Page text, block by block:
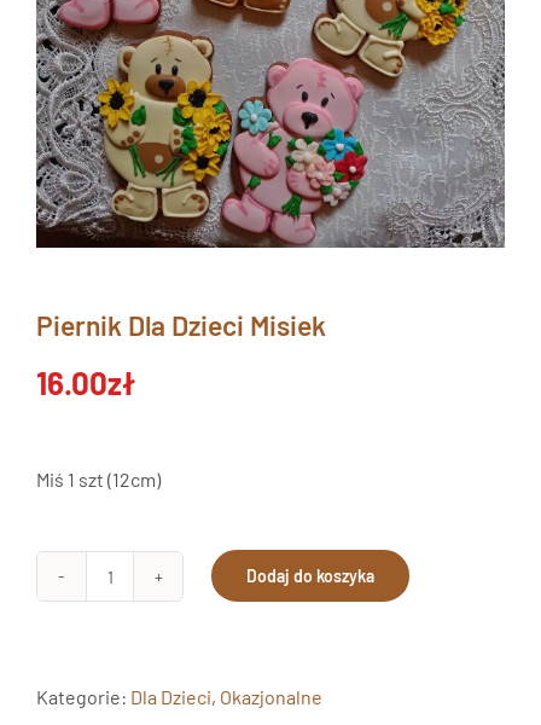
Piernik Dla Dzieci Misiek
16.00zł
Miś 1 szt (12cm)
ilość
Dzieci
Dodaj do koszyka
Kategorie: Dla Dzieci, Okazjonalne